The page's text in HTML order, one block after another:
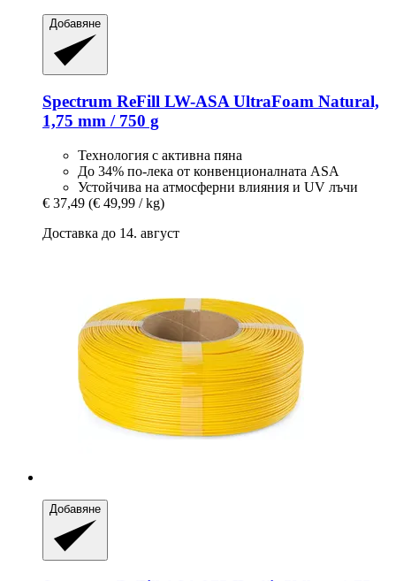
Добавяне
Spectrum ReFill LW-​ASA UltraFoam Natural,
1,75 mm / 750 g
Технология с активна пяна
До 34% по-лека от конвенционалната ASA
Устойчива на атмосферни влияния и UV лъчи
€ 37,49 (€ 49,99 / kg)
Доставка до 14. август
Добавяне